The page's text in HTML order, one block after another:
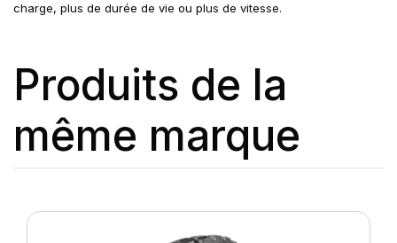
charge, plus de durée de vie ou plus de vitesse.
Produits de la
même marque